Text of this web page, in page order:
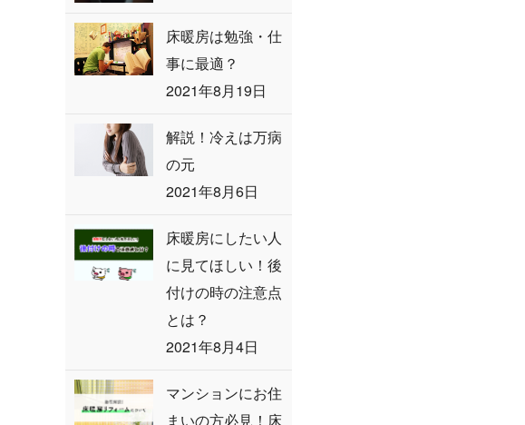
床暖房は勉強・仕
事に最適？
2021年8月19日
解説！冷えは万病
の元
2021年8月6日
床暖房にしたい人
に見てほしい！後
付けの時の注意点
とは？
2021年8月4日
マンションにお住
まいの方必見！床